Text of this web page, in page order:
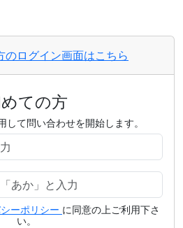
のログイン画面はこちら
ての方
して問い合わせを開始します。
ーポリシー に同意の上ご利用下さ
い。